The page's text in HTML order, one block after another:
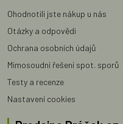
Ohodnotili jste nákup u nás
Otázky a odpovědi
Ochrana osobních údajů
Mimosoudní řešení spot. sporů
Testy a recenze
Nastavení cookies